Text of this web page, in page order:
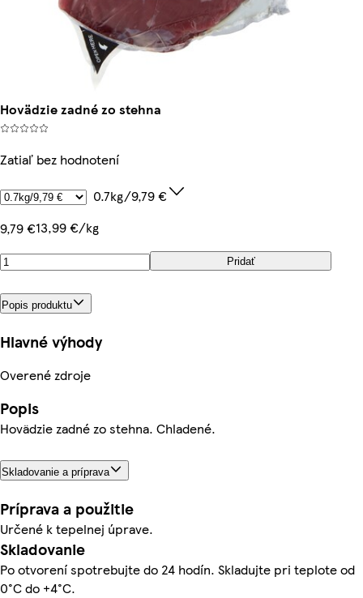
Hovädzie zadné zo stehna
Zatiaľ bez hodnotení
0.7kg/9,79 €
9,79 €13,99 €/kg
Pridať
Popis produktu
Hlavné výhody
Overené zdroje
Popis
Hovädzie zadné zo stehna. Chladené.
Skladovanie a príprava
Príprava a použitie
Určené k tepelnej úprave.
Skladovanie
Po otvorení spotrebujte do 24 hodín. Skladujte pri teplote od
0°C do +4°C.